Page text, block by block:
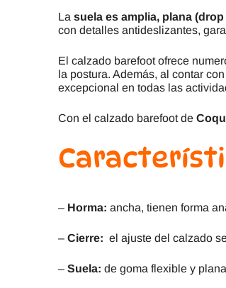
La suela es amplia, plana
con detalles antideslizantes,
El calzado barefoot ofrece
la postura. Además, al contar
excepcional en todas las
Con el calzado barefoot de
– Horma: ancha, tienen forma
– Cierre: el ajuste del calzado
– Suela: de goma flexible y